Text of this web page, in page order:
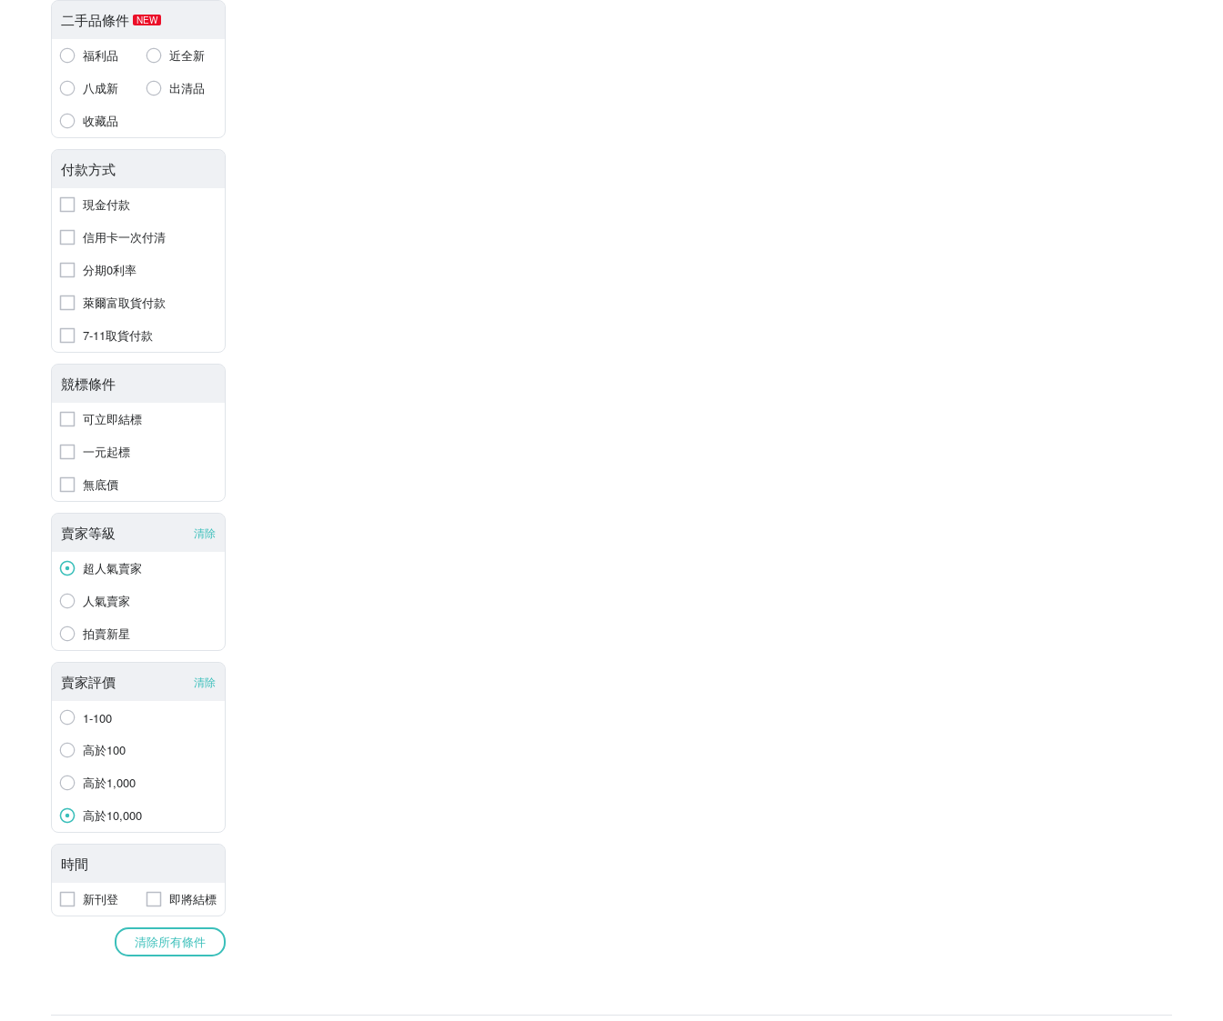
二手品條件 NEW
福利品
近全新
八成新
出清品
收藏品
付款方式
現金付款
信用卡一次付清
分期0利率
萊爾富取貨付款
7-11取貨付款
競標條件
可立即結標
一元起標
無底價
賣家等級 清除
超人氣賣家
人氣賣家
拍賣新星
賣家評價 清除
1-100
高於100
高於1,000
高於10,000
時間
新刊登 即將結標
清除所有條件